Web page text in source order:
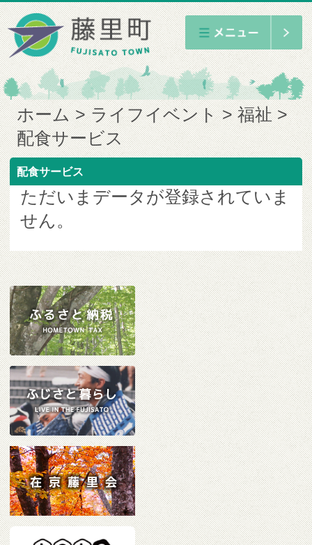
ホーム ライフイベント
福祉
配食サービス
配食サービス
ただいまデータが登録されていま
せん。